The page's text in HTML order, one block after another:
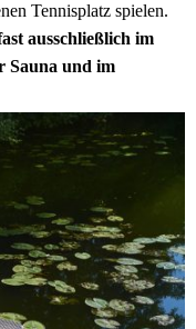
Tennisplatz spielen.
ausschließlich im
Sauna und im